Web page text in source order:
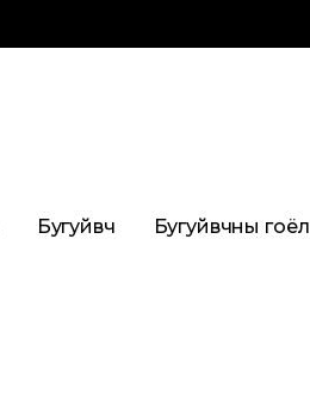
Бугуйвч Бугуйвчны гоёл